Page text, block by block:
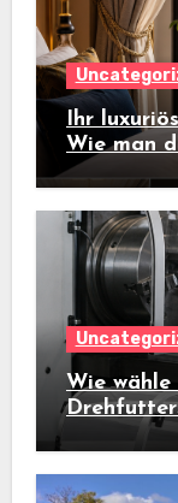
Ihr
Wie man
auswählt
Wie